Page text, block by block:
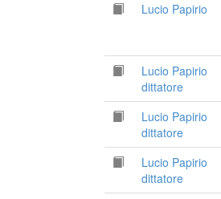
Lucio Papirio
Lucio Papirio
dittatore
Lucio Papirio
dittatore
Lucio Papirio
dittatore